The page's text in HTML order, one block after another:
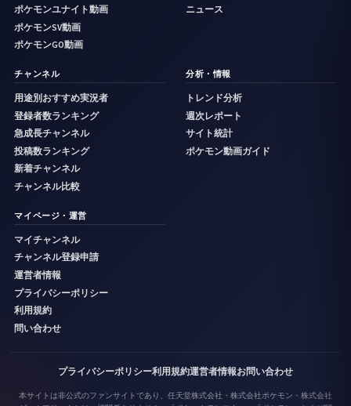
ポケモンユナイト動画
ポケモンSV動画
ポケモンGO動画
ニュース
チャンネル
用途別おすすめ実況者
登録者数ランキング
急成長チャンネル
投稿数ランキング
新着チャンネル
チャンネル比較
分析・情報
トレンド分析
週次レポート
サイト統計
ポケモン動画ガイド
マイページ・運営
マイチャンネル
チャンネル登録申請
運営者情報
プライバシーポリシー
利用規約
問い合わせ
プライバシーポリシー利用規約運営者情報お問い合わせ
本サイトは非公式のファンサイトであり、任天堂株式会社・株式会社ポケモン・株式会社